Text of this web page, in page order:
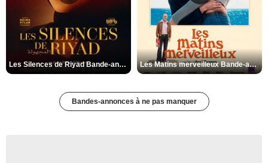
Les Silences de Riyad Bande-annonce VO STFR Les Matins merveilleux Bande-annonce VF
Bandes-annonces à ne pas manquer